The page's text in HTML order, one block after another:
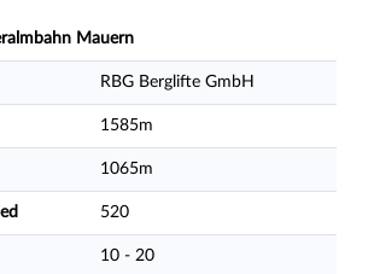
Mauern
RBG Berglifte GmbH
1585m
1065m
520
10 - 20